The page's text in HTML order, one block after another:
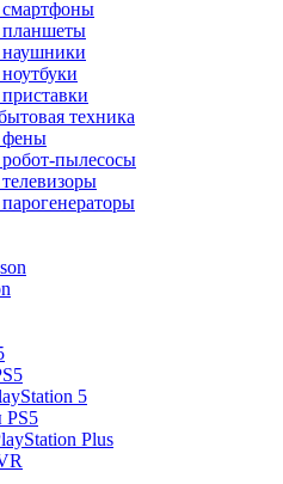
техника
фены
пылесосы
5
PS5
Plus